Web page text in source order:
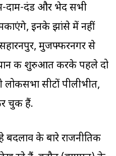
दाम-दंड और भेद सभी
इनके झांसे में नहीं
मुजफ्फरनगर से
की शुरुआत करके पहले दो
सीटों पीलीभीत,
चुकी हैं.
बदलाव के बारे राजनीतिक